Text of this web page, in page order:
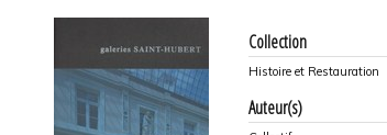
Collection
Histoire et Restauration
Auteur(s)